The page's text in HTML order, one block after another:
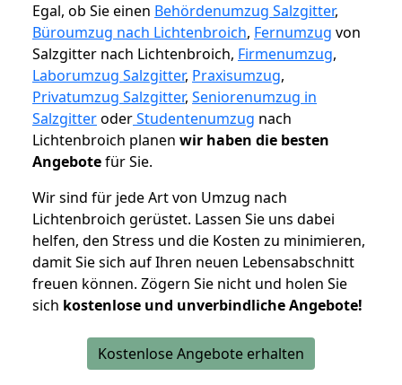
Egal, ob Sie einen Behördenumzug Salzgitter,
Büroumzug nach Lichtenbroich, Fernumzug von
Salzgitter nach Lichtenbroich, Firmenumzug,
Laborumzug Salzgitter, Praxisumzug,
Privatumzug Salzgitter, Seniorenumzug in
SalzgitteroderStudentenumzug nach
Lichtenbroich planen wir haben die besten
Angebotefür Sie.
Wir sind für jede Art von Umzug nach
Lichtenbroich gerüstet. Lassen Sie uns dabei
helfen, den Stress und die Kosten zu minimieren,
damit Sie sich auf Ihren neuen Lebensabschnitt
freuen können. Zögern Sie nicht und holen Sie
sich kostenlose und unverbindliche Angebote!
Kostenlose Angebote erhalten